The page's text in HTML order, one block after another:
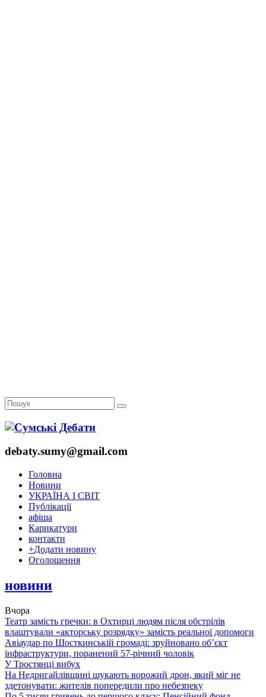
debaty.sumy@gmail.com
Головна
Новини
УКРАЇНА І СВІТ
Публікації
афіша
Карикатури
контакти
+Додати новину
Оголошення
новини
Вчора
Театр замість гречки: в Охтирці людям після обстрілів
влаштували «акторську розрядку» замість реальної допомоги
Авіаудар по Шосткинській громаді: зруйновано об’єкт
інфраструктури, поранений 57-річний чоловік
У Тростянці вибух
На Недригайлівщині шукають ворожий дрон, який міг не
здетонувати: жителів попередили про небезпеку